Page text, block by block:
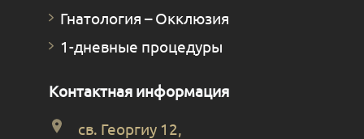
Гнатология – Окклюзия
1-дневные процедуры
Контактная информация
св. Георгиу 12,